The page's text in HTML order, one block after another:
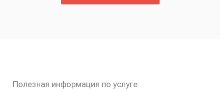
Полезная информация по услуге